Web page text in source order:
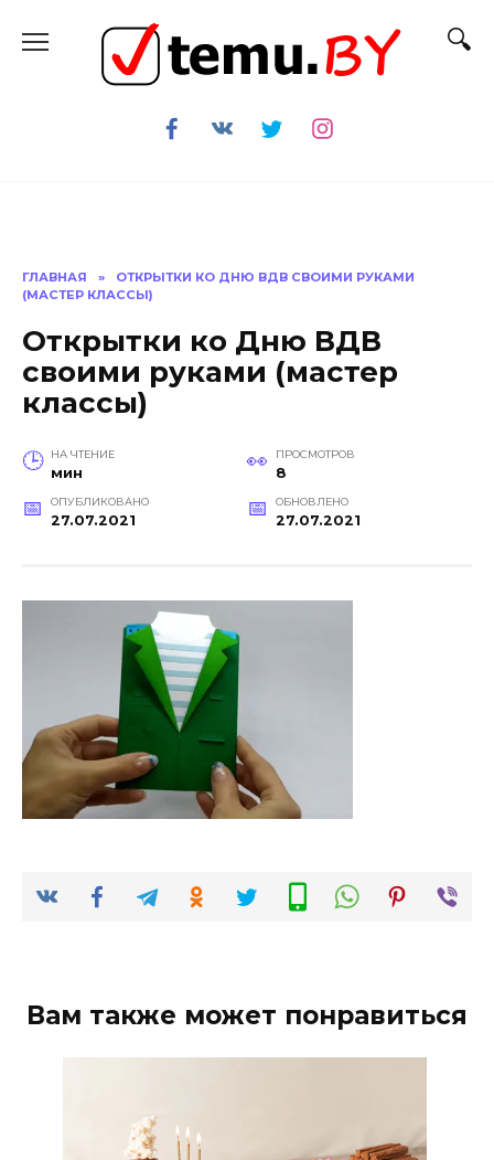
содержанию
ГЛАВНАЯ »
ОТКРЫТКИ КО ДНЮ ВДВ СВОИМИ РУКАМИ
(МАСТЕР КЛАССЫ)
Открытки ко Дню ВДВ
своими руками (мастер
классы)
НА ЧТЕНИЕ
мин
ПРОСМОТРОВ
8
ОПУБЛИКОВАНО
27.07.2021
ОБНОВЛЕНО
27.07.2021
Вам также может понравиться